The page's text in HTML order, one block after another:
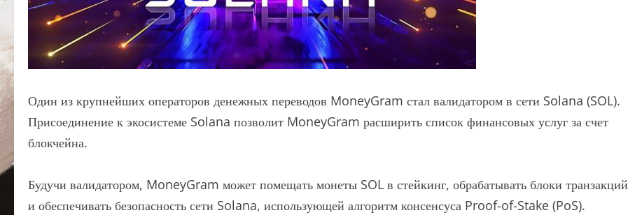
Один из крупнейших операторов денежных переводов MoneyGram стал валидатором в сети Solana (SOL).
Присоединение к экосистеме Solana позволит MoneyGram расширить список финансовых услуг за счет
блокчейна.
Будучи валидатором, MoneyGram может помещать монеты SOL в стейкинг, обрабатывать блоки транзакций
и обеспечивать безопасность сети Solana, использующей алгоритм консенсуса Proof-of-Stake (PoS).